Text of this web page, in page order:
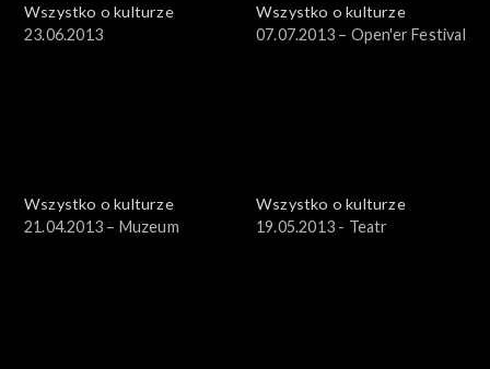
Wszystko o kulturze
23.06.2013
Wszystko o kulturze
07.07.2013 – Open'er Festival
Wszystko o kulturze
21.04.2013 – Muzeum
Wszystko o kulturze
19.05.2013 - Teatr